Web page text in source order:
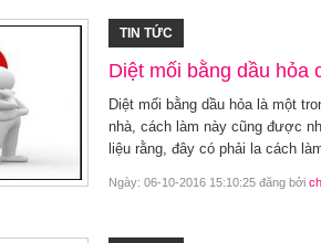
TIN TỨC
Diệt mối bằng dầu hỏa
Diệt mối bằng dầu hỏa là một
nhà, cách làm này cũng được
liệu rằng, đây có phải la cách
Ngày: 06-10-2016 15:10:25 đăng bởi